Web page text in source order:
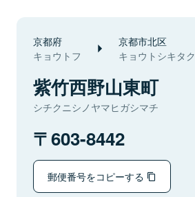
京都府
キョウトフ
京都市北区
キョウトシキタク
紫竹西野山東町
シチクニシノヤマヒガシマチ
603-8442
郵便番号をコピーする